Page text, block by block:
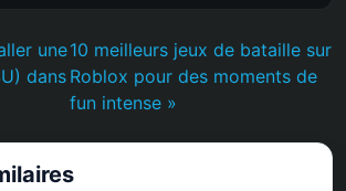
une
dans
10 meilleurs jeux de bataille sur
Roblox pour des moments de
fun intense »